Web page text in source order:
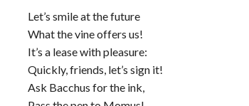
Let’s smile at the future
What the vine offers us!
It’s a lease with pleasure:
Quickly, friends, let’s sign it!
Ask Bacchus for the ink,